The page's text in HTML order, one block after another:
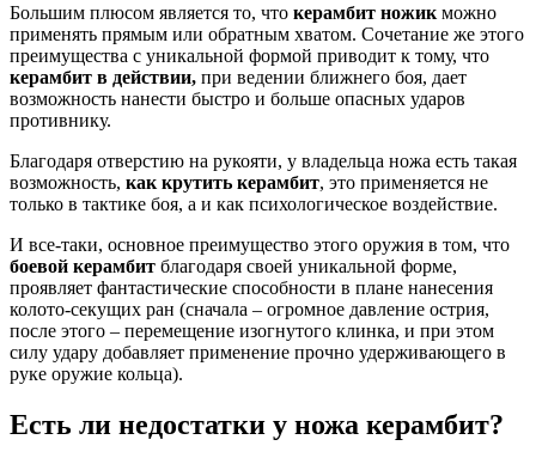
Большим плюсом является то, что керамбит ножикможно
применять прямым или обратным хватом. Сочетание же этого
преимущества с уникальной формой приводит к тому, что
керамбит в действии, при ведении ближнего боя, дает
возможность нанести быстро и больше опасных ударов
противнику.
Благодаря отверстию на рукояти, у владельца ножа есть такая
возможность, как крутить керамбит, это применяется не
только в тактике боя, а и как психологическое воздействие.
И все-таки, основное преимущество этого оружия в том, что
боевой керамбит благодаря своей уникальной форме,
проявляет фантастические способности в плане нанесения
колото-секущих ран (сначала – огромное давление острия,
после этого – перемещение изогнутого клинка, и при этом
силу удару добавляет применение прочно удерживающего в
руке оружие кольца).
Есть ли недостатки у ножа керамбит?